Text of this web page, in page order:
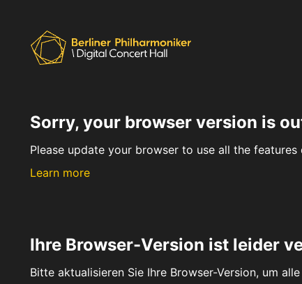
Sorry, your browser version is
Please update your browser to use all the
Learn more
Ihre Browser-Version ist leider
Bitte aktualisieren Sie Ihre Browser-Version, um